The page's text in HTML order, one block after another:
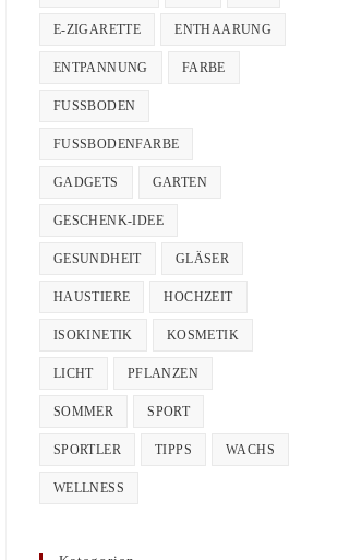
E-ZIGARETTE ENTHAARUNG
ENTPANNUNG FARBE
FUSSBODEN
FUSSBODENFARBE
GADGETS GARTEN
GESCHENK-IDEE
GESUNDHEIT GLÄSER
HAUSTIERE HOCHZEIT
ISOKINETIK KOSMETIK
LICHT PFLANZEN
SOMMER SPORT
SPORTLER TIPPS WACHS
WELLNESS